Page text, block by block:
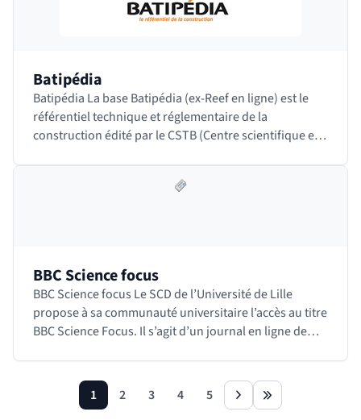
Batipédia
Batipédia La base Batipédia (ex-Reef en ligne) est le
référentiel technique et réglementaire de la
construction édité par le CSTB (Centre scientifique et
BBC Science focus
BBC Science focus Le SCD de l’Université de Lille
propose à sa communauté universitaire l’accès au titre
BBC Science Focus. Il s’agit d’un journal en ligne de
page
1 page
2 page
3 page
4 page
5 next last